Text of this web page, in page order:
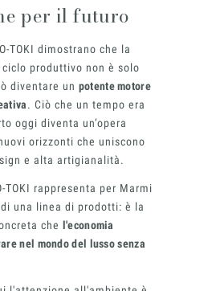
per il futuro
TOKI dimostrano che la
ciclo produttivo non è solo
diventare un potente motore
. Ciò che un tempo era
oggi diventa un’opera
orizzonti che uniscono
e alta artigianalità.
TOKI rappresenta per Marmi
una linea di prodotti: è la
che l'economia
nel mondo del lusso senza